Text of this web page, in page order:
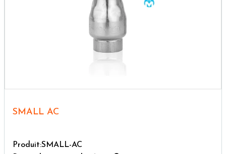
SMALL AC
Produit:SMALL-AC